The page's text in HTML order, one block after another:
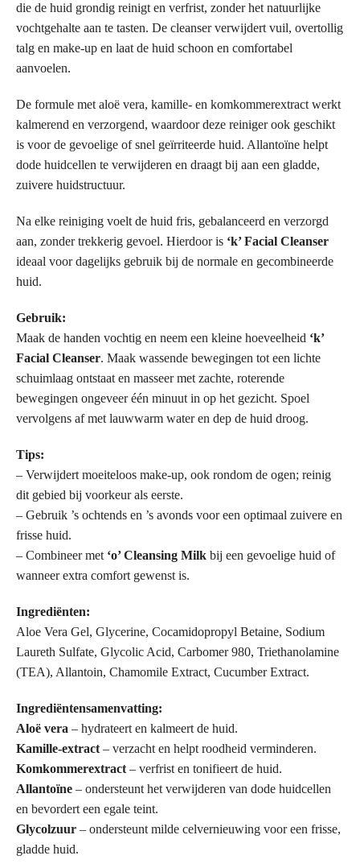
die de huid grondig reinigt en verfrist, zonder het natuurlijke
vochtgehalte aan te tasten. De cleanser verwijdert vuil, overtollig
talg en make-up en laat de huid schoon en comfortabel
aanvoelen.
De formule met aloë vera, kamille- en komkommerextract werkt
kalmerend en verzorgend, waardoor deze reiniger ook geschikt
is voor de gevoelige of snel geïrriteerde huid. Allantoïne helpt
dode huidcellen te verwijderen en draagt bij aan een gladde,
zuivere huidstructuur.
Na elke reiniging voelt de huid fris, gebalanceerd en verzorgd
aan, zonder trekkerig gevoel. Hierdoor is ‘k’ Facial Cleanser
ideaal voor dagelijks gebruik bij de normale en gecombineerde
huid.
Gebruik:
Maak de handen vochtig en neem een kleine hoeveelheid ‘k’
Facial Cleanser. Maak wassende bewegingen tot een lichte
schuimlaag ontstaat en masseer met zachte, roterende
bewegingen ongeveer één minuut in op het gezicht. Spoel
vervolgens af met lauwwarm water en dep de huid droog.
Tips:
– Verwijdert moeiteloos make-up, ook rondom de ogen; reinig
dit gebied bij voorkeur als eerste.
– Gebruik ’s ochtends en ’s avonds voor een optimaal zuivere en
frisse huid.
– Combineer met ‘o’ Cleansing Milk bij een gevoelige huid of
wanneer extra comfort gewenst is.
Ingrediënten:
Aloe Vera Gel, Glycerine, Cocamidopropyl Betaine, Sodium
Laureth Sulfate, Glycolic Acid, Carbomer 980, Triethanolamine
(TEA), Allantoin, Chamomile Extract, Cucumber Extract.
Ingrediëntensamenvatting:
Aloë vera – hydrateert en kalmeert de huid.
Kamille-extract – verzacht en helpt roodheid verminderen.
Komkommerextract – verfrist en tonifieert de huid.
Allantoïne – ondersteunt het verwijderen van dode huidcellen
en bevordert een egale teint.
Glycolzuur – ondersteunt milde celvernieuwing voor een frisse,
gladde huid.